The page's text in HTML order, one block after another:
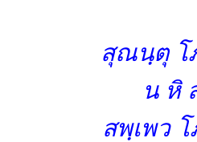
สุณนฺตุ โ
น หิ
สพฺเพว